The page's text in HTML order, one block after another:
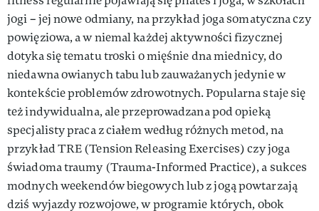
jogi – jej nowe odmiany, na przykład joga somatyczna czy
powięziowa, a w niemal każdej aktywności fizycznej
dotyka się tematu troski o mięśnie dna miednicy, do
niedawna owianych tabu lub zauważanych jedynie w
kontekście problemów zdrowotnych. Popularna staje się
też indywidualna, ale przeprowadzana pod opieką
specjalisty praca z ciałem według różnych metod, na
przykład TRE (Tension Releasing Exercises) czy joga
świadoma traumy (Trauma-Informed Practice), a sukces
modnych weekendów biegowych lub z jogą powtarzają
dziś wyjazdy rozwojowe, w programie których, obok